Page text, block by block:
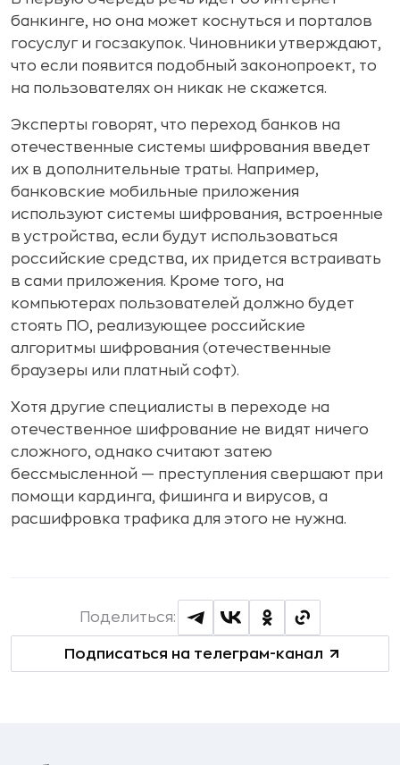
банкинге, но она может коснуться и порталов
госуслуг и госзакупок. Чиновники утверждают,
что если появится подобный законопроект, то
на пользователях он никак не скажется.
Эксперты говорят, что переход банков на
отечественные системы шифрования введет
их в дополнительные траты. Например,
банковские мобильные приложения
используют системы шифрования, встроенные
в устройства, если будут использоваться
российские средства, их придется встраивать
в сами приложения. Кроме того, на
компьютерах пользователей должно будет
стоять ПО, реализующее российские
алгоритмы шифрования (отечественные
браузеры или платный софт).
Хотя другие специалисты в переходе на
отечественное шифрование не видят ничего
сложного, однако считают затею
бессмысленной — преступления свершают при
помощи кардинга, фишинга и вирусов, а
расшифровка трафика для этого не нужна.
Подписаться на телеграм-канал
Поделиться: